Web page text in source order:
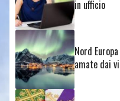
in ufficio
Nord
amate dai